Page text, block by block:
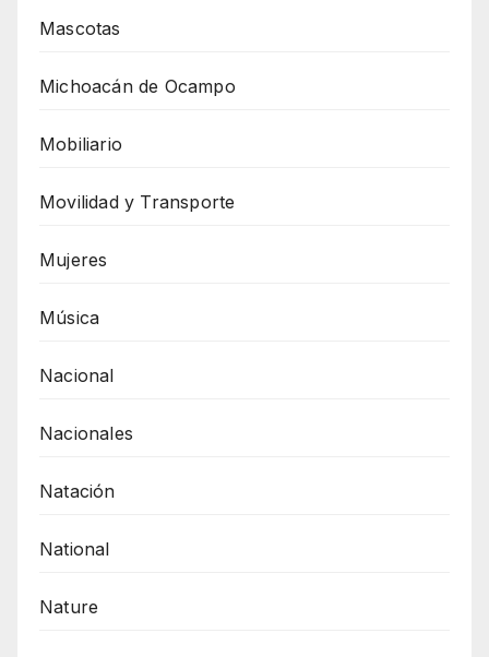
Mascotas
Michoacán de Ocampo
Mobiliario
Movilidad y Transporte
Mujeres
Música
Nacional
Nacionales
Natación
National
Nature